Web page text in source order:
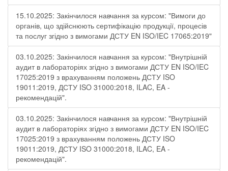
15.10.2025: Закінчилося навчання за курсом: "Вимоги до
органів, що здійснюють сертифікацію продукції, процесів
та послуг згідно з вимогами ДСТУ EN ISO/IEC 17065:2019"
03.10.2025: Закінчилося навчання за курсом: "Внутрішній
аудит в лабораторіях згідно з вимогами ДСТУ EN ISO/IEC
17025:2019 з врахуванням положень ДСТУ ISO
19011:2019, ДСТУ ISO 31000:2018, ILAC, EA -
рекомендацій".
03.10.2025: Закінчилося навчання за курсом: "Внутрішній
аудит в лабораторіях згідно з вимогами ДСТУ EN ISO/IEC
17025:2019 з врахуванням положень ДСТУ ISO
19011:2019, ДСТУ ISO 31000:2018, ILAC, EA -
рекомендацій".